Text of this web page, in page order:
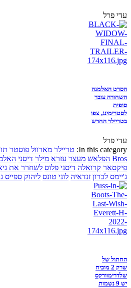
עדי פרל
הסרט האלמנה
השחורה עובר
סופית
לסטרימינג, צפו
בטריילר החדש
עדי פרל
In this category: טריילר מארוול פוסטר
Bros הפלאש מעצר עזרא מילר דיסני
פיקסאר קרואלה דיסני פלוס לשחרר את
ג'יימס לברון זנדאיה לוני טונס ליהוק ספייס
החתול של
שרק 2 מוכיח
שלדרימוורקס
יש 9 נשמות